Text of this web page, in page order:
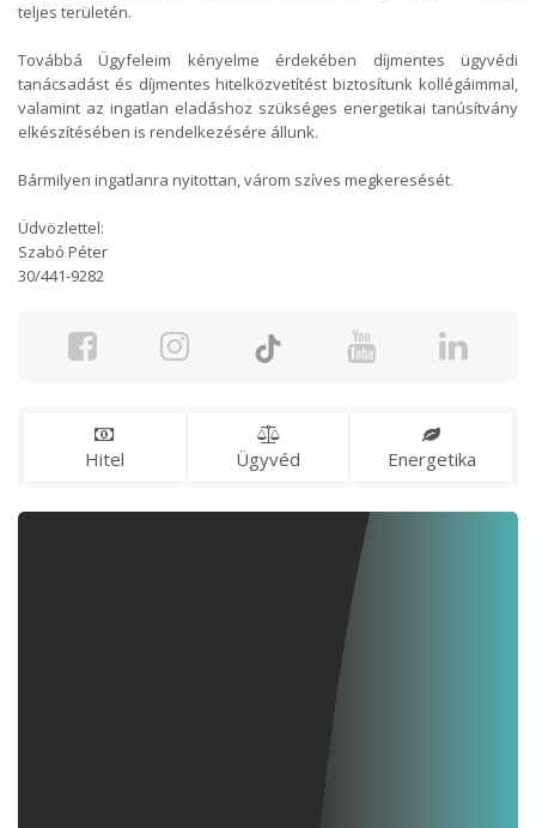
teljes területén.
Továbbá Ügyfeleim kényelme érdekében díjmentes ügyvédi
tanácsadást és díjmentes hitelközvetítést biztosítunk kollégáimmal,
valamint az ingatlan eladáshoz szükséges energetikai tanúsítvány
elkészítésében is rendelkezésére állunk.
Bármilyen ingatlanra nyitottan, várom szíves megkeresését.
Üdvözlettel:
Szabó Péter
30/441-9282
Hitel Ügyvéd Energetika